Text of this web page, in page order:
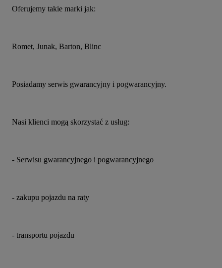
Oferujemy takie marki jak:
Romet, Junak, Barton, Blinc
Posiadamy serwis gwarancyjny i pogwarancyjny.
Nasi klienci mogą skorzystać z usług:
- Serwisu gwarancyjnego i pogwarancyjnego
- zakupu pojazdu na raty
- transportu pojazdu